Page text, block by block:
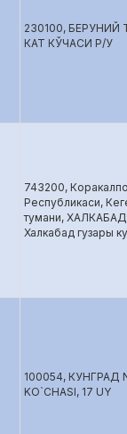
230100,
КАТ КЎЧАСИ Р/У
743200,
Республикаси,
тумани,
Халкабад гузары
100054, КУНГРАД
KO`CHASI, 17 UY